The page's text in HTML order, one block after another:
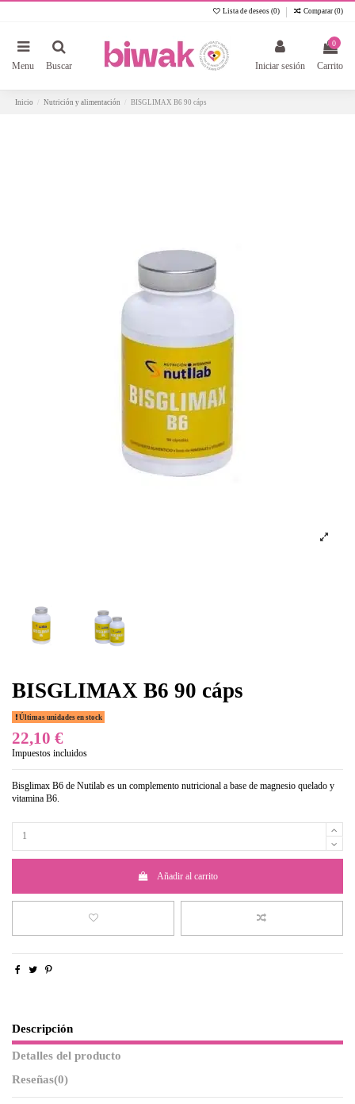
Lista de deseos (0) Comparar (0)
Menu Buscar Iniciar sesión
0
Carrito
Inicio Nutrición y alimentación BISGLIMAX B6 90 cáps
BISGLIMAX B6 90 cáps
Últimas unidades en stock
22,10 €
Impuestos incluidos
Bisglimax B6 de Nutilab es un complemento nutricional a base de magnesio quelado y
vitamina B6.
Añadir al carrito
Descripción
Detalles del producto
Reseñas(0)